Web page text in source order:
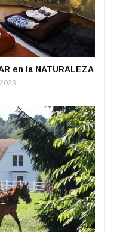
en la NATURALEZA